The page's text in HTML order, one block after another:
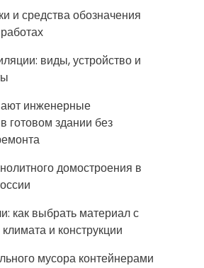
и средства обозначения
виды, устройство и
инженерные
готовом здании без
домостроения в
как выбрать материал с
и конструкции
мусора контейнерами